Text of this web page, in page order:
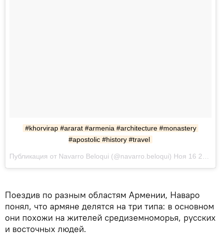
#khorvirap #ararat #armenia #architecture #monastery
#apostolic #history #travel
Поездив по разным областям Армении, Наваро
понял, что армяне делятся на три типа: в основном
они похожи на жителей средиземноморья, русских
и восточных людей.